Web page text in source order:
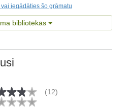
iegādāties šo grāmatu
bibliotēkās
(12)